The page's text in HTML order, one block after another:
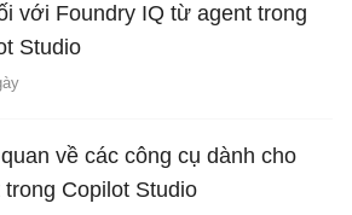
với Foundry IQ từ agent trong
Studio
về các công cụ dành cho
trong Copilot Studio